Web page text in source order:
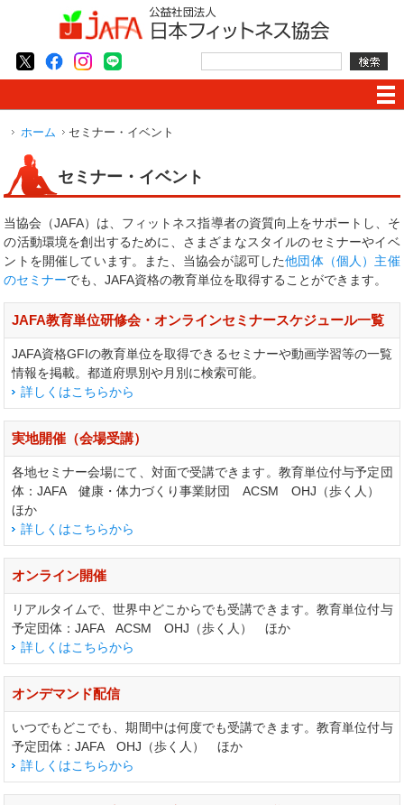
ホーム セミナー・イベント
セミナー・イベント
当協会（JAFA）は、フィットネス指導者の資質向上をサポートし、そ
の活動環境を創出するために、さまざまなスタイルのセミナーやイベ
ントを開催しています。また、当協会が認可した他団体（個人）主催
のセミナーでも、JAFA資格の教育単位を取得することができます。
JAFA教育単位研修会・オンラインセミナースケジュール一覧
JAFA資格GFIの教育単位を取得できるセミナーや動画学習等の一覧
情報を掲載。都道府県別や月別に検索可能。
詳しくはこちらから
実地開催（会場受講）
各地セミナー会場にて、対面で受講できます。教育単位付与予定団
体：JAFA 健康・体力づくり事業財団 ACSM OHJ（歩く人）
ほか
詳しくはこちらから
オンライン開催
リアルタイムで、世界中どこからでも受講できます。教育単位付与
予定団体：JAFA ACSM OHJ（歩く人） ほか
詳しくはこちらから
オンデマンド配信
いつでもどこでも、期間中は何度でも受講できます。教育単位付与
予定団体：JAFA OHJ（歩く人） ほか
詳しくはこちらから